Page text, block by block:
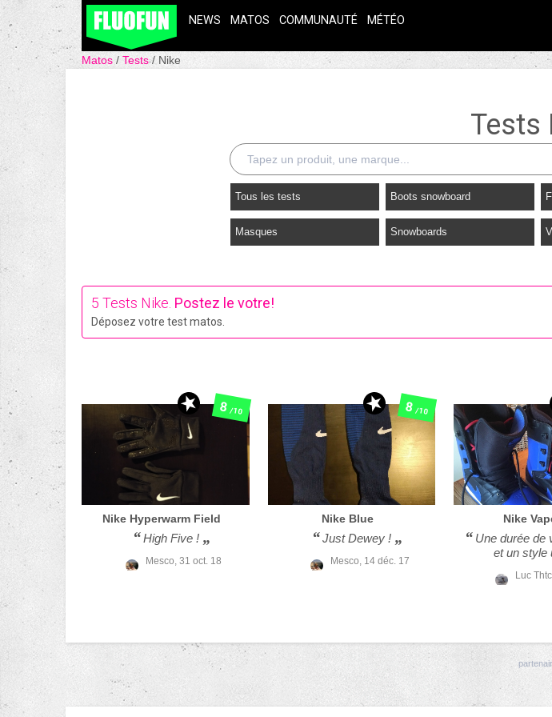
NEWS MATOS COMMUNAUTÉ MÉTÉO
Matos Tests Nike
Tests
Tous les tests Boots snowboard
Masques Snowboards
5 Tests Nike. Postez le votre!
Déposez votre test matos.
Nike Hyperwarm Field
High Five !
Mesco,31 oct. 18
8/10
Nike Blue
Just Dewey !
Mesco, 14 déc. 17
8/10
Nike
Une durée de
et un style
Luc Thtc,